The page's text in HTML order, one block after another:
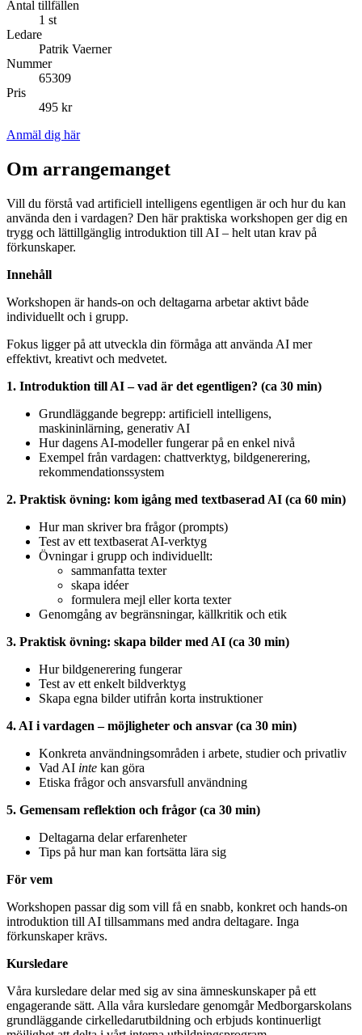
Antal tillfällen
1 st
Ledare
Patrik Vaerner
Nummer
65309
Pris
495 kr
Anmäl dig här
Om arrangemanget
Vill du förstå vad artificiell intelligens egentligen är och hur du kan
använda den i vardagen? Den här praktiska workshopen ger dig en
trygg och lättillgänglig introduktion till AI – helt utan krav på
förkunskaper.
Innehåll
Workshopen är hands-on och deltagarna arbetar aktivt både
individuellt och i grupp.
Fokus ligger på att utveckla din förmåga att använda AI mer
effektivt, kreativt och medvetet.
1. Introduktion till AI – vad är det egentligen? (ca 30 min)
Grundläggande begrepp: artificiell intelligens,
maskininlärning, generativ AI
Hur dagens AI-modeller fungerar på en enkel nivå
Exempel från vardagen: chattverktyg, bildgenerering,
rekommendationssystem
2. Praktisk övning: kom igång med textbaserad AI (ca 60 min)
Hur man skriver bra frågor (prompts)
Test av ett textbaserat AI-verktyg
Övningar i grupp och individuellt:
sammanfatta texter
skapa idéer
formulera mejl eller korta texter
Genomgång av begränsningar, källkritik och etik
3. Praktisk övning: skapa bilder med AI (ca 30 min)
Hur bildgenerering fungerar
Test av ett enkelt bildverktyg
Skapa egna bilder utifrån korta instruktioner
4. AI i vardagen – möjligheter och ansvar (ca 30 min)
Konkreta användningsområden i arbete, studier och privatliv
Vad AI inte kan göra
Etiska frågor och ansvarsfull användning
5. Gemensam reflektion och frågor (ca 30 min)
Deltagarna delar erfarenheter
Tips på hur man kan fortsätta lära sig
För vem
Workshopen passar dig som vill få en snabb, konkret och hands-on
introduktion till AI tillsammans med andra deltagare. Inga
förkunskaper krävs.
Kursledare
Våra kursledare delar med sig av sina ämneskunskaper på ett
engagerande sätt. Alla våra kursledare genomgår Medborgarskolans
grundläggande cirkelledarutbildning och erbjuds kontinuerligt